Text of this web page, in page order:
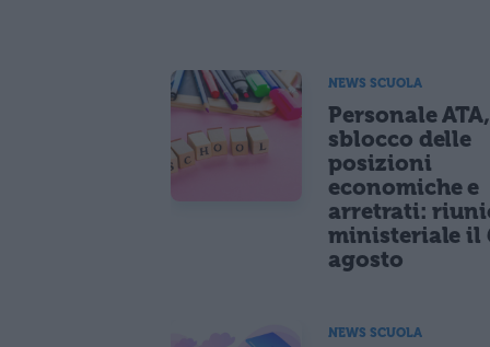
NEWS SCUOLA
Personale ATA,
sblocco delle
posizioni
economiche e
arretrati:
ministeriale il
agosto
NEWS SCUOLA